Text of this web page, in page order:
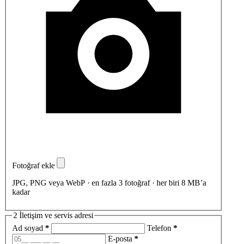
Fotoğraf ekle
JPG, PNG veya WebP · en fazla 3 fotoğraf · her biri 8 MB’a
kadar
2 İletişim ve servis adresi
Ad soyad * Telefon *
E-posta *